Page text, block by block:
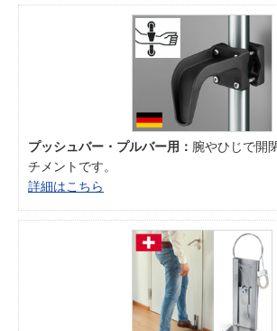
プッシュバー・プルバー用： 腕やひじで開
チメントです。
詳細はこちら